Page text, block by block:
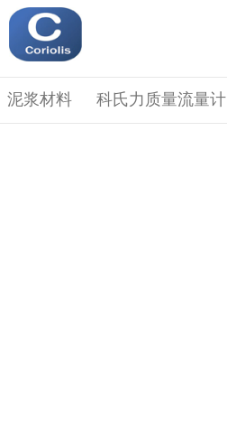
泥浆材料 科氏力质量流量计